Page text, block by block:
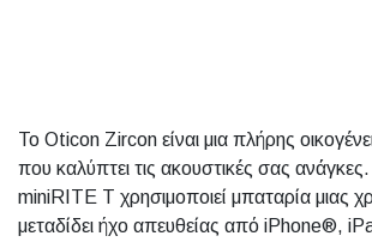
Το Oticon Zircon είναι μια πλήρης
που καλύπτει τις ακουστικές σας
miniRITE T χρησιμοποιεί μπαταρία μιας
μεταδίδει ήχο απευθείας από iPhone®,